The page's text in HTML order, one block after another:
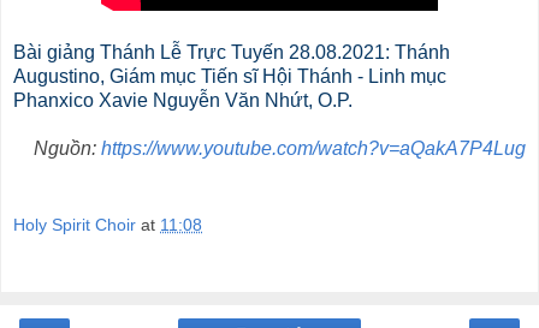
Bài giảng Thánh Lễ Trực Tuyến 28.08.2021: Thánh
Augustino, Giám mục Tiến sĩ Hội Thánh - Linh mục
Phanxico Xavie Nguyễn Văn Nhứt, O.P.
Nguồn: https://www.youtube.com/watch?v=aQakA7P4Lug
Holy Spirit Choir at 11:08